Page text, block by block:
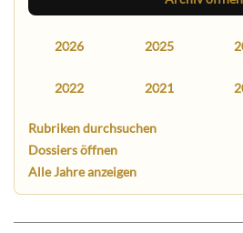
2026 2025
2022 2021
Rubriken durchsuchen
Dossiers öffnen
Alle Jahre anzeigen